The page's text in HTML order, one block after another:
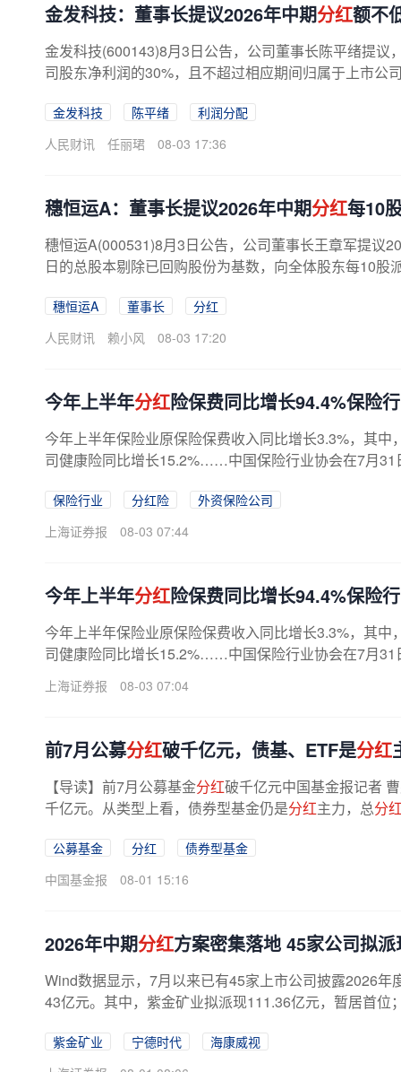
金发科技：董事长提议2026年中期分红额不
金发科技(600143)8月3日公告，公司董事长陈平绪提
司股东净利润的30%，且不超过相应期间归属于上市公
金发科技 陈平绪
利润分配
人民财讯
任丽珺 08-03 17:36
穗恒运A：董事长提议2026年中期分红每10
穗恒运A(000531)8月3日公告，公司董事长王章军提议
日的总股本剔除已回购股份为基数，向全体股东每10
穗恒运A 董事长
分红
人民财讯
赖小风 08-03 17:20
今年上半年分红险保费同比增长94.4%保险
今年上半年保险业原保险保费收入同比增长3.3%，其中
司健康险同比增长15.2%……中国保险行业协会在7月31
保险行业 分红险
外资保险公司
上海证券报
08-03 07:44
今年上半年分红险保费同比增长94.4%保险
今年上半年保险业原保险保费收入同比增长3.3%，其中
司健康险同比增长15.2%……中国保险行业协会在7月31
上海证券报 08-03 07:04
前7月公募分红破千亿元，债基、ETF是分红
【导读】前7月公募基金分红破千亿元中国基金报记者
千亿元。从类型上看，债券型基金仍是分红主力，总分
公募基金 分红
债券型基金
中国基金报
08-01 15:16
2026年中期分红方案密集落地 45家公司拟
Wind数据显示，7月以来已有45家上市公司披露2026年
43亿元。其中，紫金矿业拟派现111.36亿元，暂居首
紫金矿业 宁德时代
海康威视